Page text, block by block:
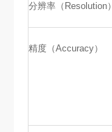
分辨率（Resolution）
精度（Accuracy）